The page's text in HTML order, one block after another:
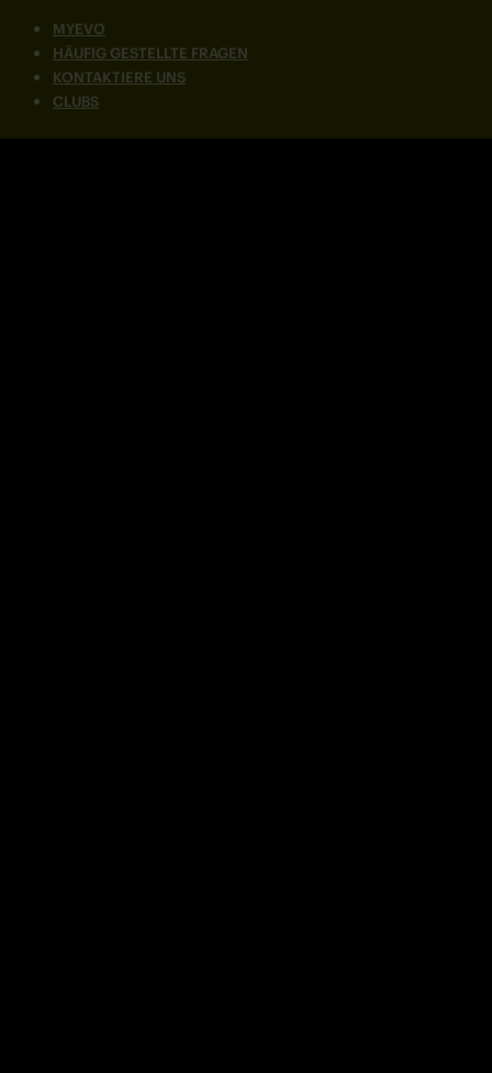
MYEVO
HÄUFIG GESTELLTE FRAGEN
KONTAKTIERE UNS
CLUBS